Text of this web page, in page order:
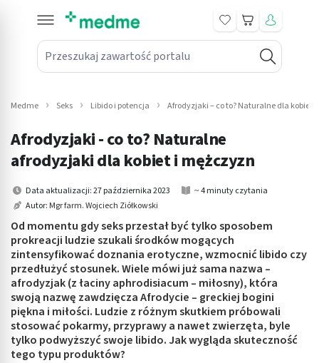
Przeszukaj zawartość portalu
Koszyk
submenu: Leki na receptę
submenu: Mama i dziecko
submenu: Kosmetyki
submenu: Higiena
submenu: Sprzęt medyczny
submenu: Intymne
submenu: Wellness
Medme Seks Libido i potencja Afrodyzjaki – co to? Naturalne dla kobiet
Afrodyzjaki - co to? Naturalne
afrodyzjaki dla kobiet i mężczyzn
Data aktualizacji: 27 października 2023
~ 4 minuty czytania
Autor: Mgr farm. Wojciech Ziółkowski
Od momentu gdy seks przestał być tylko sposobem
prokreacji ludzie szukali środków mogących
zintensyfikować doznania erotyczne, wzmocnić libido czy
przedłużyć stosunek. Wiele mówi już sama nazwa –
afrodyzjak (z łaciny aphrodisiacum – miłosny), która
swoją nazwę zawdzięcza Afrodycie – greckiej bogini
piękna i miłości. Ludzie z różnym skutkiem próbowali
stosować pokarmy, przyprawy a nawet zwierzęta, byle
tylko podwyższyć swoje libido. Jak wygląda skuteczność
tego typu produktów?